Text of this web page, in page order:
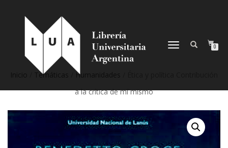
NAVEGACIÓN
0
Temáticas Humanidades
a la crítica de mí mismo